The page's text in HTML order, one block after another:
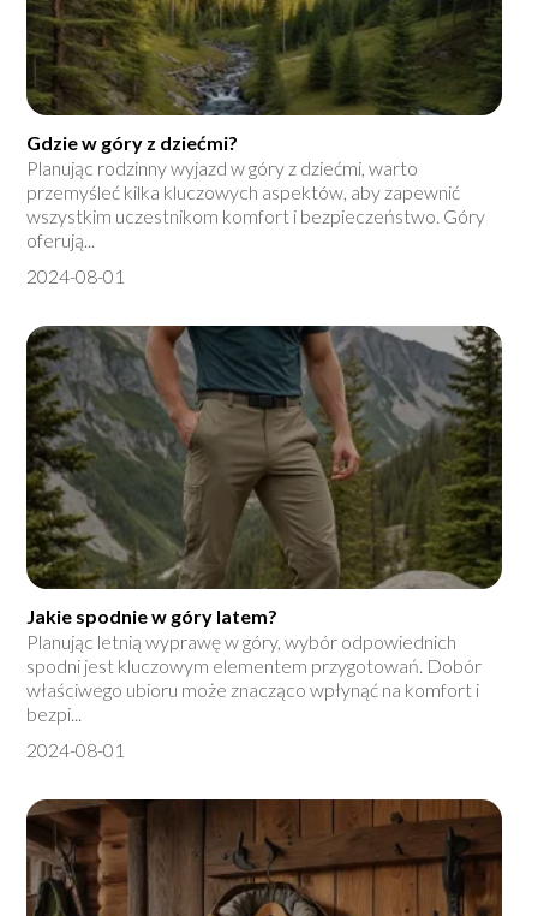
Gdzie w góry z dziećmi?
Planując rodzinny wyjazd w góry z dziećmi, warto
przemyśleć kilka kluczowych aspektów, aby zapewnić
wszystkim uczestnikom komfort i bezpieczeństwo. Góry
oferują...
2024-08-01
Jakie spodnie w góry latem?
Planując letnią wyprawę w góry, wybór odpowiednich
spodni jest kluczowym elementem przygotowań. Dobór
właściwego ubioru może znacząco wpłynąć na komfort i
bezpi...
2024-08-01